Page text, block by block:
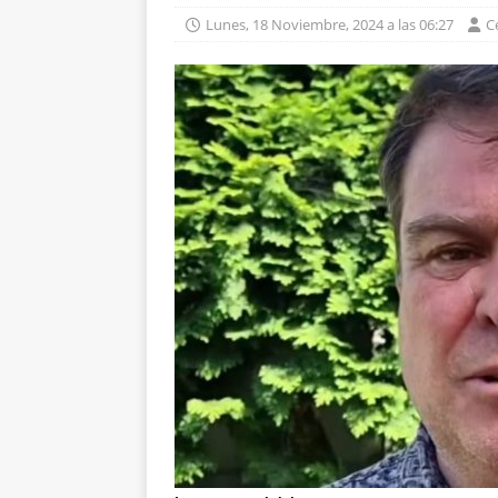
Lunes, 18 Noviembre, 2024 a las 06:27